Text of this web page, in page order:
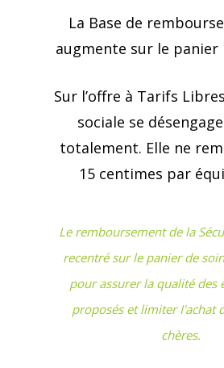
La Base de
augmente sur le panier
Sur l’offre à Tarifs
sociale se
totalement. Elle ne
15 centimes par
Le remboursement de la
recentré sur le panier de
pour assurer la qualité des
proposés et limiter I'achat
chères.